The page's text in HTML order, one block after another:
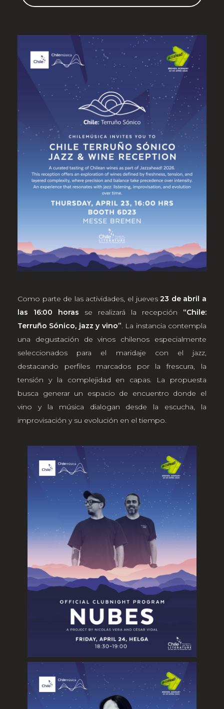
Como parte de las actividades, el jueves23 de abril a
las 16:00 horas se realizará la recepción “Chile:
Terruño Sónico, jazz y vino”. La instancia contempla
una degustación de vinos chilenos especialmente
seleccionados para el maridaje con el jazz,
destacando perfiles marcados por la frescura, la
tensión y la complejidad en capas. La propuesta
busca generar un espacio de encuentro donde el
vino y la música dialogan desde la escucha, la
improvisación y su evolución en el tiempo.